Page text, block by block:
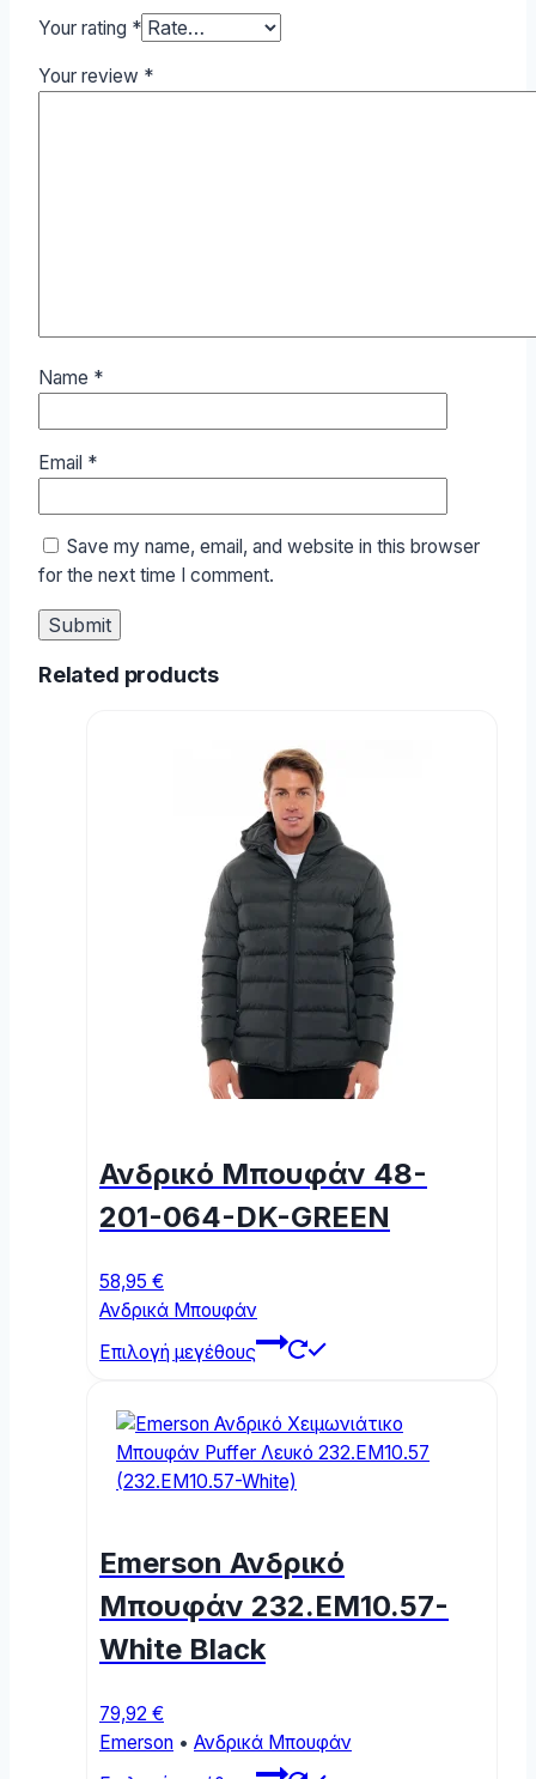
Your rating *
Your review *
Name *
Email *
Save my name, email, and website in this browser
for the next time I comment.
Related products
Ανδρικό Μπουφάν 48-
201-064-DK-GREEN
58,95 €
Ανδρικά Μπουφάν
Επιλογή μεγέθους
multiple
variants.
be
chosen
on
Emerson Ανδρικό
Μπουφάν 232.EM10.57-
White Black
79,92 €
Emerson • Ανδρικά Μπουφάν